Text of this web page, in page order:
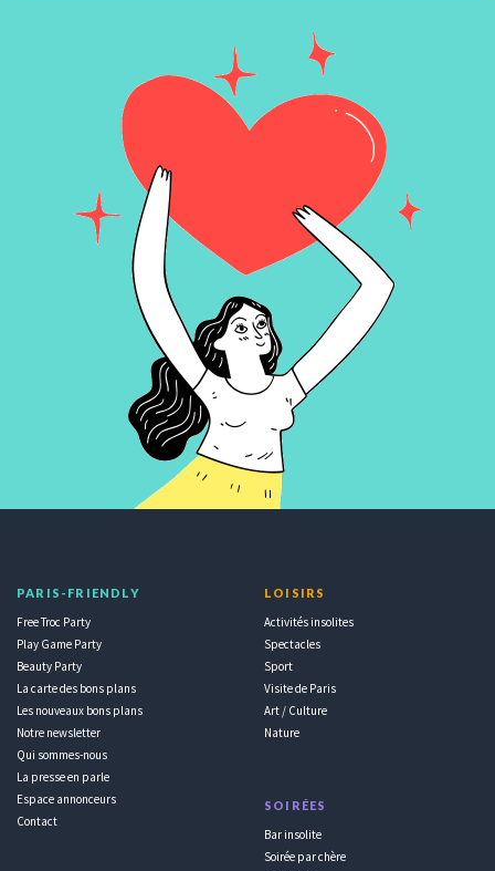
PARIS-FRIENDLY
Free Troc Party
Play Game Party
Beauty Party
La carte des bons plans
Les nouveaux bons plans
Notre newsletter
Qui sommes-nous
La presse en parle
Espace annonceurs
Contact
LOISIRS
Activités insolites
Spectacles
Sport
Visite de Paris
Art / Culture
Nature
SOIRÉES
Bar insolite
Soirée par chère